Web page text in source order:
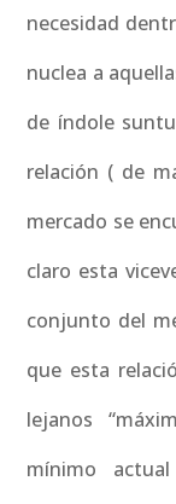
necesidad
nuclea a
de índole
relación ( de
mercado se
claro esta
conjunto del
que esta
lejanos
mínimo